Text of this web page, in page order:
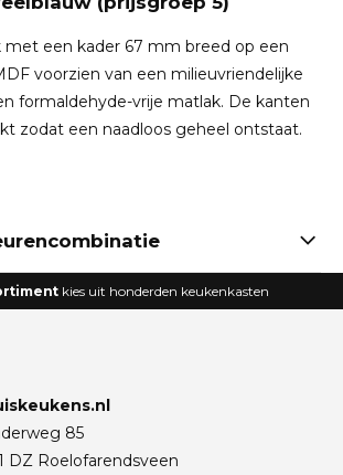
een kader 67 mm breed op een
voorzien van een milieuvriendelijke
formaldehyde-vrije matlak. De kanten
zodat een naadloos geheel ontstaat.
kies uit honderden keukenkasten
85
DZ Roelofarendsveen